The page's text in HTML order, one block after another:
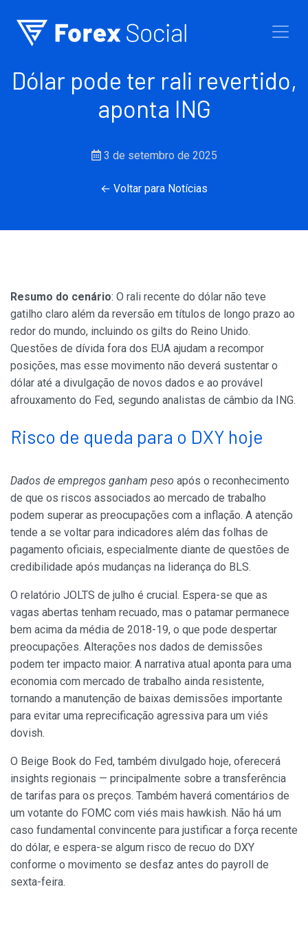
Dólar pode ter rali revertido,
aponta ING
3 de setembro de 2025
← Voltar para Notícias
Resumo do cenário: O rali recente do dólar não teve
gatilho claro além da reversão em títulos de longo prazo ao
redor do mundo, incluindo os gilts do Reino Unido.
Questões de dívida fora dos EUA ajudam a recompor
posições, mas esse movimento não deverá sustentar o
dólar até a divulgação de novos dados e ao provável
afrouxamento do Fed, segundo analistas de câmbio da ING.
Risco de queda para o DXY hoje
Dados de empregos ganham peso após o reconhecimento
de que os riscos associados ao mercado de trabalho
podem superar as preocupações com a inflação. A atenção
tende a se voltar para indicadores além das folhas de
pagamento oficiais, especialmente diante de questões de
credibilidade após mudanças na liderança do BLS.
O relatório JOLTS de julho é crucial. Espera-se que as
vagas abertas tenham recuado, mas o patamar permanece
bem acima da média de 2018-19, o que pode despertar
preocupações. Alterações nos dados de demissões
podem ter impacto maior. A narrativa atual aponta para uma
economia com mercado de trabalho ainda resistente,
tornando a manutenção de baixas demissões importante
para evitar uma reprecificação agressiva para um viés
dovish.
O Beige Book do Fed, também divulgado hoje, oferecerá
insights regionais — principalmente sobre a transferência
de tarifas para os preços. Também haverá comentários de
um votante do FOMC com viés mais hawkish. Não há um
caso fundamental convincente para justificar a força recente
do dólar, e espera-se algum risco de recuo do DXY
conforme o movimento se desfaz antes do payroll de
sexta-feira.